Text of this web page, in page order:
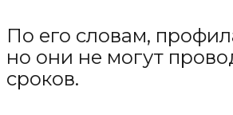
По его словам,
но они не могут
сроков.